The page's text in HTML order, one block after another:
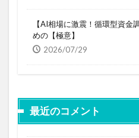
【AI相場に激震！循環型資
めの【極意】
2026/07/29
最近のコメント